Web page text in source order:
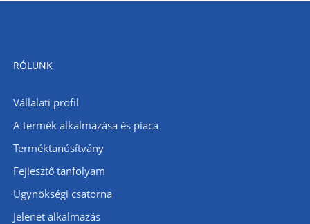
RÓLUNK
Vállalati profil
A termék alkalmazása és piaca
Terméktanúsítvány
Fejlesztő tanfolyam
Ügynökségi csatorna
Jelenet alkalmazás